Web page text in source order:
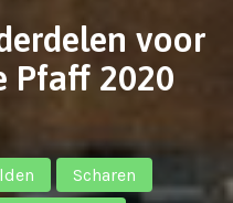
voor
Pfaff 2020
Scharen